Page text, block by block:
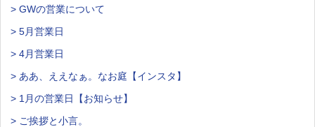
> GWの営業について
> 5月営業日
> 4月営業日
> ああ、ええなぁ。なお庭【インスタ】
> 1月の営業日【お知らせ】
> ご挨拶と小言。